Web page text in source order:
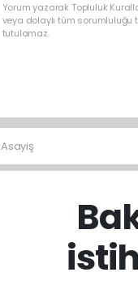
Yorum yazarak Topluluk
veya dolaylı tüm sorumluluğu
tutulamaz.
Asayiş